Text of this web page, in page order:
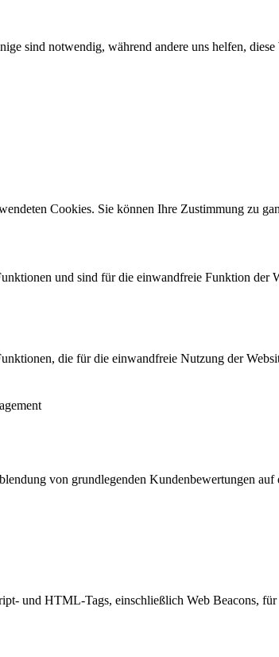
sind notwendig, während andere uns helfen,
Cookies. Sie können Ihre Zustimmung zu
und sind für die einwandfreie Funktion der
die für die einwandfreie Nutzung der
von grundlegenden Kundenbewertungen auf
und HTML-Tags, einschließlich Web Beacons,